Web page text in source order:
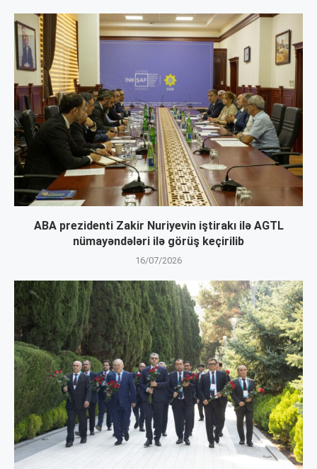
ABA prezidenti Zakir Nuriyevin iştirakı ilə AGTL
nümayəndələri ilə görüş keçirilib
16/07/2026